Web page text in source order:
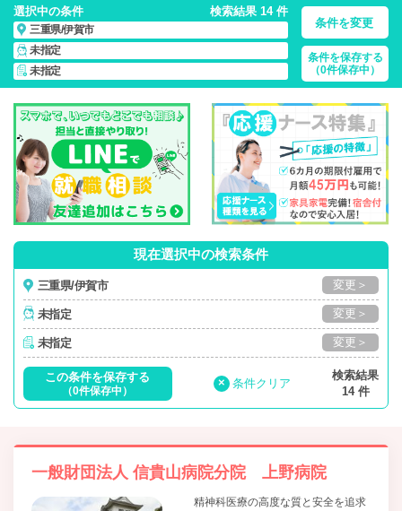
選択中の条件 検索結果 14 件
三重県/伊賀市
未指定
未指定
条件を変更
条件を保存する
（0件保存中）
三重県/伊賀市/正社員・パート・応援ナース・派遣の 看護師求
人・派遣・転職・募集一覧
現在選択中の検索条件
三重県/伊賀市 変更＞
未指定 変更＞
未指定 変更＞
この条件を保存する
（0件保存中）
× 条件クリア
検索結果
14 件
一般財団法人 信貴山病院分院 上野病院
精神科医療の高度な質と安全を追求